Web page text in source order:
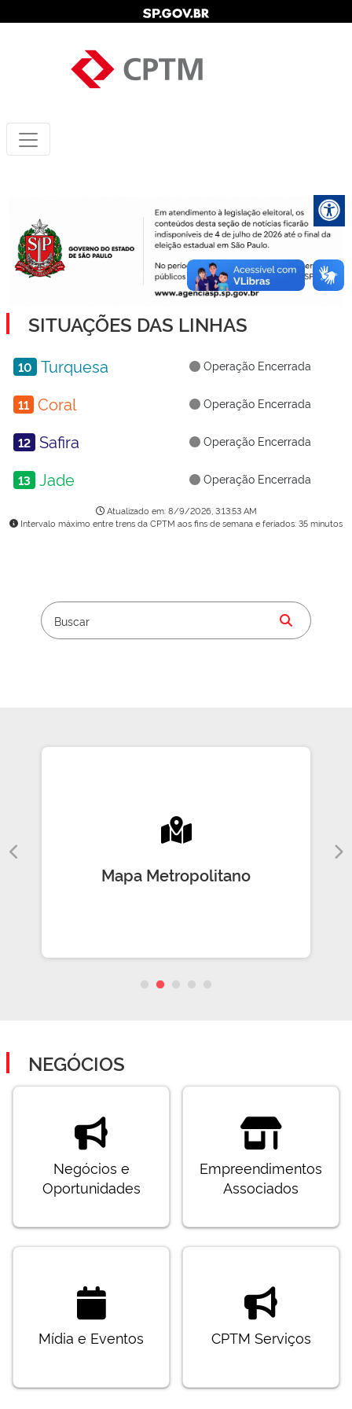
SITUAÇÕES DAS LINHAS
10 Operação Encerrada
11 Operação Encerrada
12 Operação Encerrada
13 Operação Encerrada
Atualizado em: 8/9/2026, 3:13:53 AM
Intervalo máximo entre trens da CPTM aos fins de semana e feriados: 35 minutos
Mapa Metropolitano
NEGÓCIOS
Negócios e
Oportunidades
Empreendimentos
Associados
Mídia e Eventos CPTM Serviços